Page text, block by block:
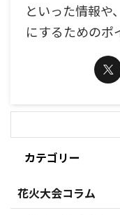
といった情報や
にするためのポ
カテゴリー
花火大会コラム